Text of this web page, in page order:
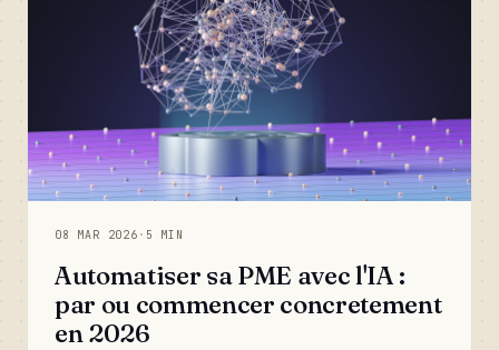
08 MAR 2026 · 5 MIN
Automatiser sa PME avec l'IA :
par ou commencer concretement
en 2026